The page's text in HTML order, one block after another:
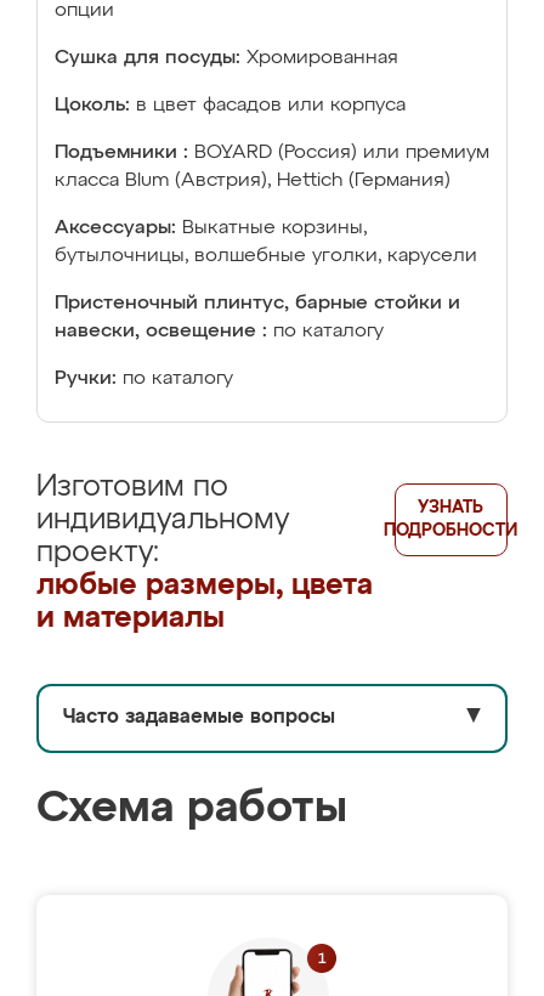
опции
Сушка для посуды: Хромированная
Цоколь: в цвет фасадов или корпуса
Подъемники : BOYARD (Россия) или премиум
класса Blum (Австрия), Hettich (Германия)
Аксессуары: Выкатные корзины,
бутылочницы, волшебные уголки, карусели
Пристеночный плинтус, барные стойки и
навески, освещение : по каталогу
Ручки: по каталогу
Изготовим по
индивидуальному
проекту:
любые размеры, цвета
и материалы
УЗНАТЬ
ПОДРОБНОСТИ
Часто задаваемые вопросы ▼
Схема работы